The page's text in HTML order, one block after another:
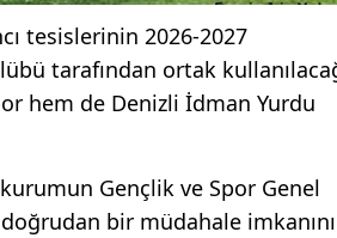
tesislerinin 2026-2027
tarafından ortak
hem de Denizli İdman Yurdu
Gençlik ve Spor Genel
bir müdahale